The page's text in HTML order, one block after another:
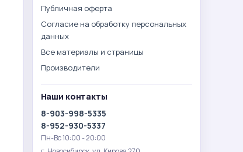
Публичная оферта
Согласие на обработку персональных
данных
Все материалы и страницы
Производители
Наши контакты
8-903-998-5335
8-952-930-5337
Пн-Вс 10:00 - 20:00